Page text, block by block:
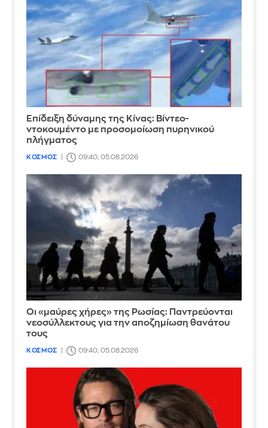
Επίδειξη δύναμης της Κίνας: Βίντεο-
ντοκουμέντο με προσομοίωση πυρηνικού
πλήγματος
ΚΟΣΜΟΣ 09:40, 05.08.2026
Οι «μαύρες χήρες» της Ρωσίας: Παντρεύονται
νεοσύλλεκτους για την αποζημίωση θανάτου
τους
ΚΟΣΜΟΣ 09:40, 05.08.2026